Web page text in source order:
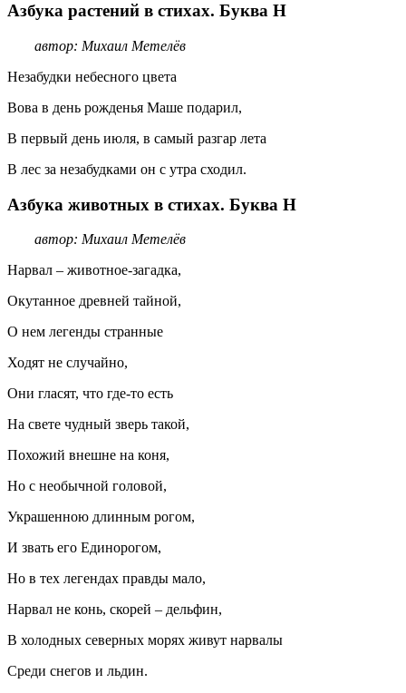
Азбука растений в стихах. Буква Н
автор: Михаил Метелёв
Незабудки небесного цвета
Вова в день рожденья Маше подарил,
В первый день июля, в самый разгар лета
В лес за незабудками он с утра сходил.
Азбука животных в стихах. Буква Н
автор: Михаил Метелёв
Нарвал – животное-загадка,
Окутанное древней тайной,
О нем легенды странные
Ходят не случайно,
Они гласят, что где-то есть
На свете чудный зверь такой,
Похожий внешне на коня,
Но с необычной головой,
Украшенною длинным рогом,
И звать его Единорогом,
Но в тех легендах правды мало,
Нарвал не конь, скорей – дельфин,
В холодных северных морях живут нарвалы
Среди снегов и льдин.